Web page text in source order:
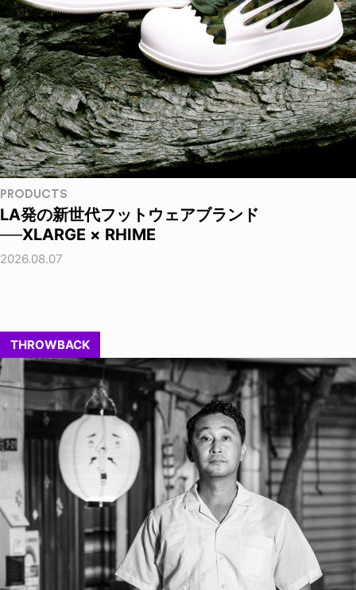
PRODUCTS
LA発の新世代フットウェアブランド
──XLARGE × RHIME
2026.08.07
THROWBACK